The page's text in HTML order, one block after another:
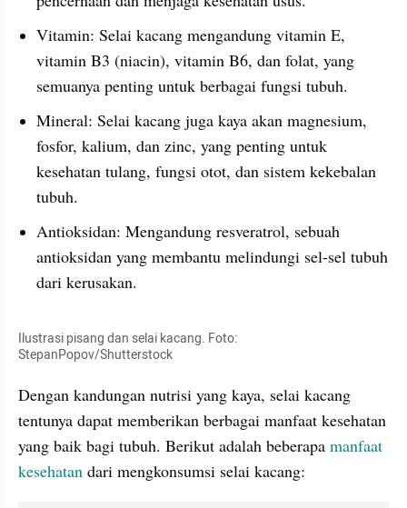
Vitamin: Selai kacang mengandung vitamin E,
vitamin B3 (niacin), vitamin B6, dan folat, yang
semuanya penting untuk berbagai fungsi tubuh.
Mineral: Selai kacang juga kaya akan magnesium,
fosfor, kalium, dan zinc, yang penting untuk
kesehatan tulang, fungsi otot, dan sistem kekebalan
tubuh.
Antioksidan: Mengandung resveratrol, sebuah
antioksidan yang membantu melindungi sel-sel tubuh
dari kerusakan.
Ilustrasi pisang dan selai kacang. Foto:
StepanPopov/Shutterstock
Dengan kandungan nutrisi yang kaya, selai kacang
tentunya dapat memberikan berbagai manfaat kesehatan
yang baik bagi tubuh. Berikut adalah beberapa manfaat
kesehatan dari mengkonsumsi selai kacang: